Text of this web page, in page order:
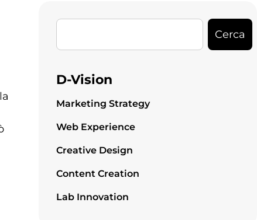
Cerca
D-Vision
Marketing Strategy
Web Experience
Creative Design
Content Creation
Lab Innovation